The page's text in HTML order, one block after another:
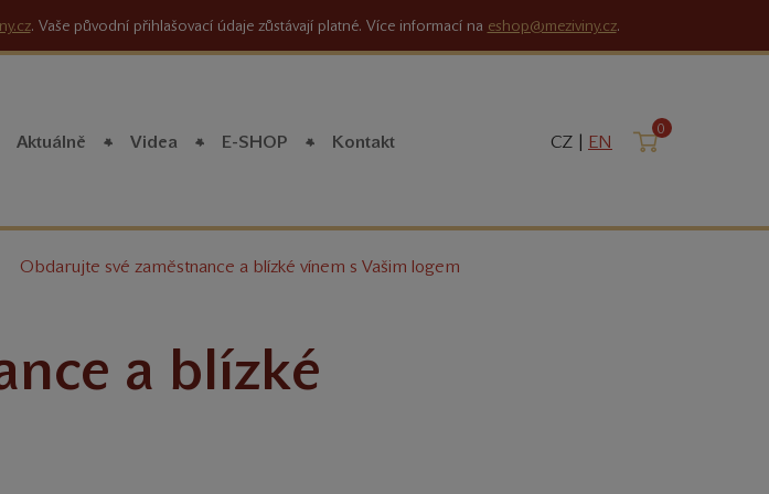
. Vaše původní přihlašovací údaje zůstávají platné. Více informací na eshop@meziviny.cz.
Aktuálně Videa E-SHOP Kontakt CZ | EN Košík
0
Obdarujte své zaměstnance a blízké vínem s Vašim logem
a blízké